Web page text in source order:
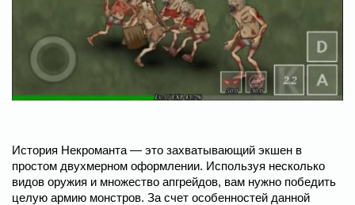
История Некроманта — это захватывающий экшен в
простом двухмерном оформлении. Используя несколько
видов оружия и множество апгрейдов, вам нужно победить
целую армию монстров. За счет особенностей данной